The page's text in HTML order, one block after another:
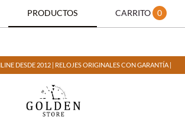
PRODUCTOS CARRITO 0
DESDE 2012 | RELOJES ORIGINALES CON GARANTÍA |